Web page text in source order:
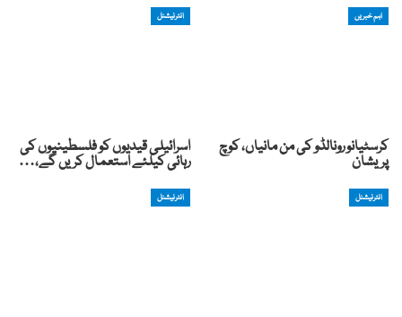
اہم خبریں
کرسٹیانو رونالڈو کی من مانیاں، کوچ
پریشان
انٹرنیشنل
اسرائیلی قیدیوں کو فلسطینیوں کی
رہائی کیلئے استعمال کریں گے،…
انٹرنیشنل انٹرنیشنل